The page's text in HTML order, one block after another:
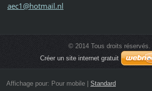
aec1@hotmail.nl
© 2014 Tous droits réservés.
Créer un site internet gratuit
Affichage pour: Pour mobile| Standard